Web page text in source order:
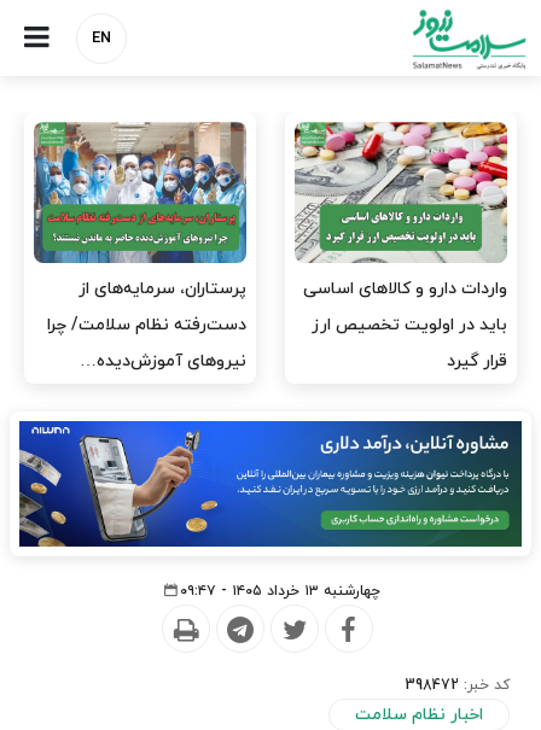
EN
ارز برای دارو نیست، برای
لکسوس هست؟
به وزیر اقتصاد و خانواده‌اش
خدمات درمانی ندهید
چهارشنبه ۱۳ خرداد ۱۴۰۵ - ۰۹:۴۷
کد خبر: 398472
اخبار نظام سلامت